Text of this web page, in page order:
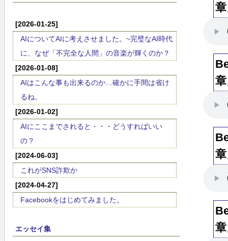
[2026-01-25]
AIについてAIに考えさせました。~完璧なAI時代
に、なぜ「不完全な人間」の音楽が輝くのか？
[2026-01-08]
AIはこんな事も出来るのか…確かに手間は省け
るね。
[2026-01-02]
AIにここまでされると・・・どうすればいい
の？
[2024-06-03]
これがSNS詐欺か
[2024-04-27]
Facebookをはじめてみました。
エッセイ集